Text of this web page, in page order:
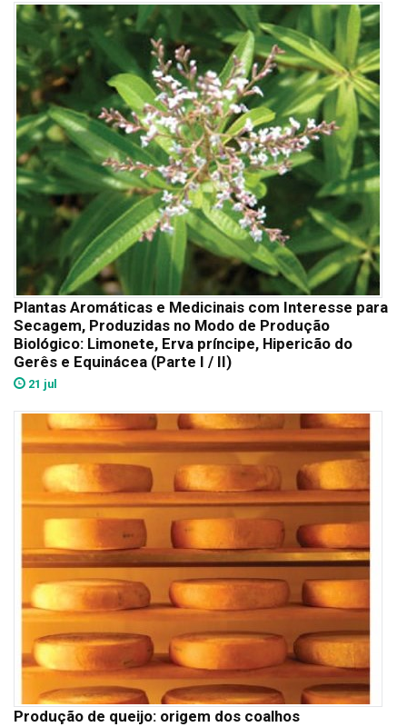
Plantas Aromáticas e Medicinais com Interesse para
Secagem, Produzidas no Modo de Produção
Biológico: Limonete, Erva príncipe, Hipericão do
Gerês e Equinácea (Parte I / II)
21 jul
Produção de queijo: origem dos coalhos